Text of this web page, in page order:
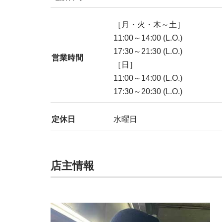
営業時間
［月・火・木～土］
11:00～14:00 (L.O.)
17:30～21:30 (L.O.)
［日］
11:00～14:00 (L.O.)
17:30～20:30 (L.O.)
定休日 水曜日
店主情報